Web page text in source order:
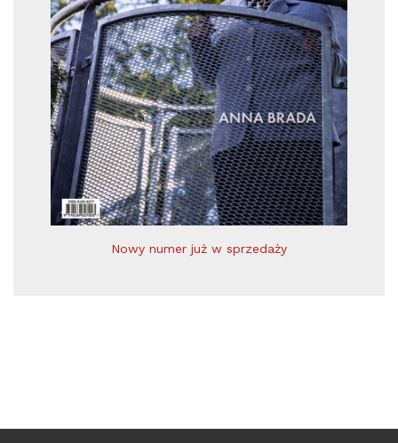
Nowy numer już w sprzedaży